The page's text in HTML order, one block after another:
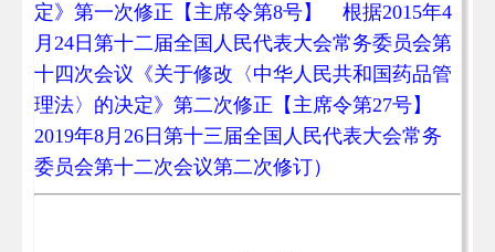
定》第一次修正【主席令第8号】 根据2015年4
月24日第十二届全国人民代表大会常务委员会第
十四次会议《关于修改〈中华人民共和国药品管
理法〉的决定》第二次修正【主席令第27号】
2019年8月26日第十三届全国人民代表大会常务
委员会第十二次会议第二次修订）